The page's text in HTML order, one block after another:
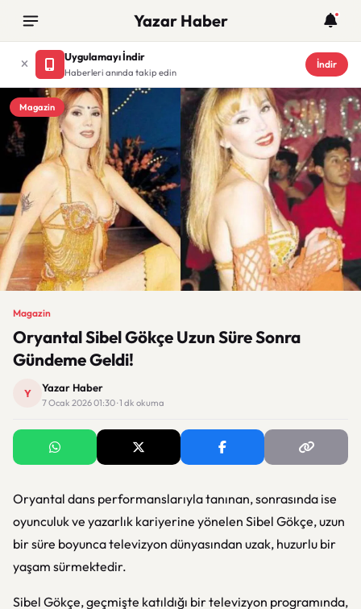
Yazar Haber
Uygulamayı İndir
Haberleri anında takip edin
İndir
Magazin
Magazin
Oryantal Sibel Gökçe Uzun Süre Sonra
Gündeme Geldi!
Y Yazar Haber
7 Ocak 2026 01:30 · 1 dk okuma
Oryantal dans performanslarıyla tanınan, sonrasında ise
oyunculuk ve yazarlık kariyerine yönelen Sibel Gökçe, uzun
bir süre boyunca televizyon dünyasından uzak, huzurlu bir
yaşam sürmektedir.
Sibel Gökçe, geçmişte katıldığı bir televizyon programında,